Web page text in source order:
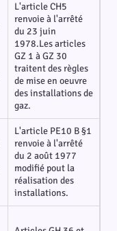
L'article CH5
renvoie à l'arrêté
du 23 juin
1978.Les articles
GZ 1 à GZ 30
traitent des règles
de mise en oeuvre
des installations de
gaz.
L'article PE10 B §1
renvoie à l'arrêté
du 2 août 1977
modifié pout la
réalisation des
installations.